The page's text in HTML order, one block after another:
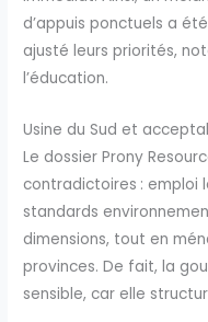
d’appuis ponctuels a
ajusté leurs priorités,
l’éducation.
Usine du Sud et
Le dossier Prony
contradictoires : emploi
standards
dimensions, tout en
provinces. De fait, la
sensible, car elle